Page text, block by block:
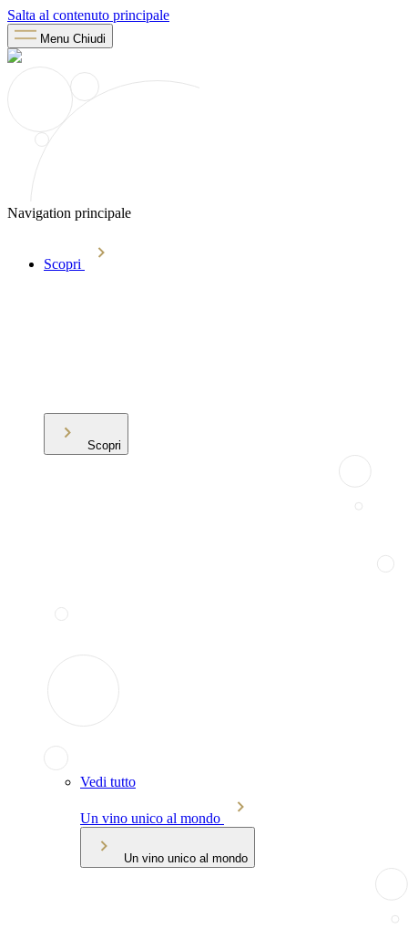
Salta al contenuto principale
Menu Chiudi
Navigation principale
Scopri
Scopri
Vedi tutto
Un vino unico al mondo
Un vino unico al mondo